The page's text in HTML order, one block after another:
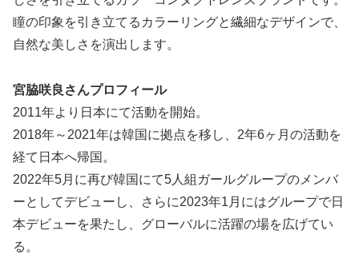
瞳の印象を引き立てるカラーリングと繊細なデザインで、
自然な美しさを演出します。
宮脇咲良さんプロフィール
2011年より日本にて活動を開始。
2018年～2021年は韓国に拠点を移し、2年6ヶ月の活動を
経て日本へ帰国。
2022年5月に再び韓国にて5人組ガールグループのメンバ
ーとしてデビューし、さらに2023年1月にはグループで日
本デビューを果たし、グローバルに活躍の場を広げてい
る。